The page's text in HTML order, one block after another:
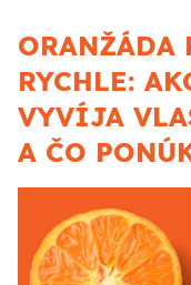
ORANŽÁDA
RYCHLE:
VYVÍJA
A ČO